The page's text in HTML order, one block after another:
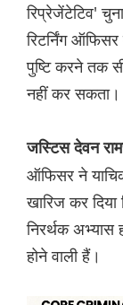
रिप्रेजेंटेटिव'
रिटर्निंग
पुष्टि करने तक
नहीं कर सकता।
जस्टिस देवन
ऑफिसर ने
खारिज कर
निरर्थक अभ्यास
होने वाली हैं।